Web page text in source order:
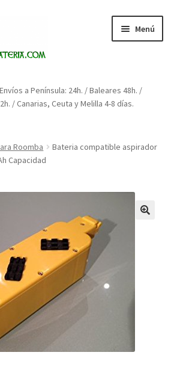
Menú
Roomba
Envíos a Península: 24h. / Baleares 48h. /
/ Canarias, Ceuta y Melilla 4-8 días.
Roomba
Bateria compatible aspirador
Capacidad